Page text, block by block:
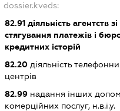
dossier.kveds:
82.91 діяльність агентств зі
стягування платежів і
кредитних історій
82.20 діяльність
центрів
82.99 надання інших
комерційних послуг, н.в.і.у.